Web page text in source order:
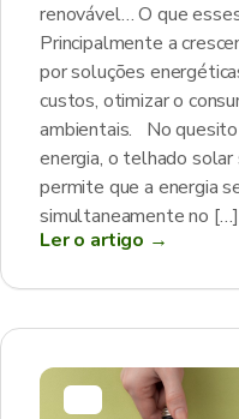
renovável… O que
Principalmente a
por soluções
custos, otimizar o
ambientais. No quesito
energia, o telhado
permite que a energia
simultaneamente no […]
Ler o artigo →